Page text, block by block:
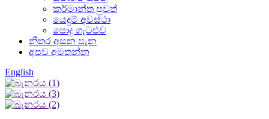
කර්මාන්ත පුවත්
යෙදුම් අවස්ථා
පොදු ගැටළුව
නිතර අසන පැන
අපව අමතන්න
English